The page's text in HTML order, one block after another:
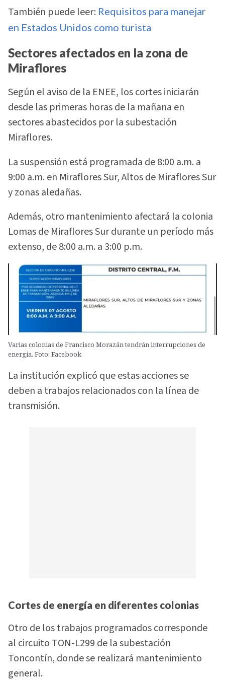
También puede leer: Requisitos para manejar
en Estados Unidos como turista
Sectores afectados en la zona de
Miraflores
Según el aviso de la ENEE, los cortes iniciarán
desde las primeras horas de la mañana en
sectores abastecidos por la subestación
Miraflores.
La suspensión está programada de 8:00 a.m. a
9:00 a.m. en Miraflores Sur, Altos de Miraflores Sur
y zonas aledañas.
Además, otro mantenimiento afectará la colonia
Lomas de Miraflores Sur durante un período más
extenso, de 8:00 a.m. a 3:00 p.m.
Varias colonias de Francisco Morazán tendrán interrupciones de
energía. Foto: Facebook
La institución explicó que estas acciones se
deben a trabajos relacionados con la línea de
transmisión.
Cortes de energía en diferentes colonias
Otro de los trabajos programados corresponde
al circuito TON-L299 de la subestación
Toncontín, donde se realizará mantenimiento
general.